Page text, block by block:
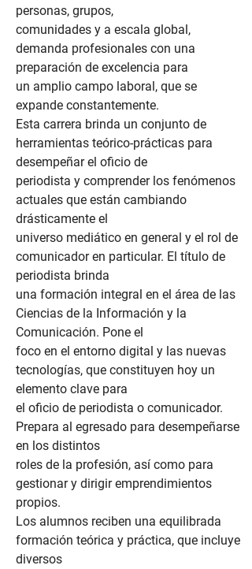
personas, grupos,
comunidades y a escala global,
demanda profesionales con una
preparación de excelencia para
un amplio campo laboral, que se
expande constantemente.
Esta carrera brinda un conjunto de
herramientas teórico-prácticas para
desempeñar el oficio de
periodista y comprender los fenómenos
actuales que están cambiando
drásticamente el
universo mediático en general y el rol de
comunicador en particular. El título de
periodista brinda
una formación integral en el área de las
Ciencias de la Información y la
Comunicación. Pone el
foco en el entorno digital y las nuevas
tecnologías, que constituyen hoy un
elemento clave para
el oficio de periodista o comunicador.
Prepara al egresado para desempeñarse
en los distintos
roles de la profesión, así como para
gestionar y dirigir emprendimientos
propios.
Los alumnos reciben una equilibrada
formación teórica y práctica, que incluye
diversos